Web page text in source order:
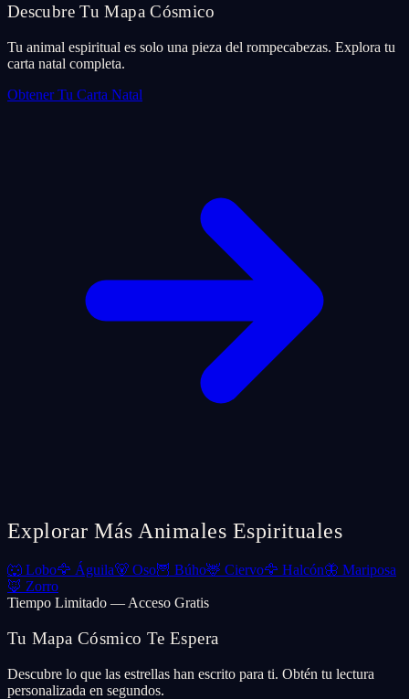
Descubre Tu Mapa Cósmico
Tu animal espiritual es solo una pieza del rompecabezas. Explora tu
carta natal completa.
Obtener Tu Carta Natal
Explorar Más Animales Espirituales
🐺 Lobo🦅 Águila🐻 Oso🦉 Búho🦌 Ciervo🦅 Halcón🦋 Mariposa
🦊 Zorro
Tiempo Limitado — Acceso Gratis
Tu Mapa Cósmico Te Espera
Descubre lo que las estrellas han escrito para ti. Obtén tu lectura
personalizada en segundos.